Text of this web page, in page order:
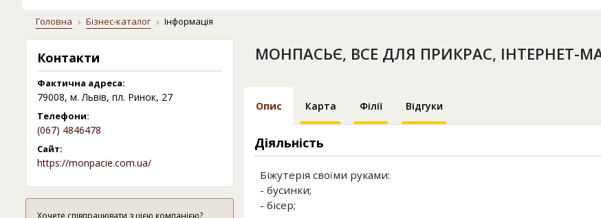
Головна Бізнес-каталог Інформація
Контакти
Фактична адреса:
79008, м. Львів, пл. Ринок, 27
Телефони:
(067) 4846478
Сайт:
https://monpacie.com.ua/
МОНПАСЬЄ, ВСЕ ДЛЯ ПРИКРАС, ІНТЕРНЕТ-
Опис Карта Філії Відгуки
Діяльність
Біжутерія своїми руками:
- бусинки;
- бісер;